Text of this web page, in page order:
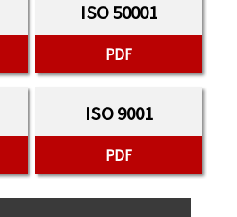
ISO 50001
PDF
ISO 9001
PDF